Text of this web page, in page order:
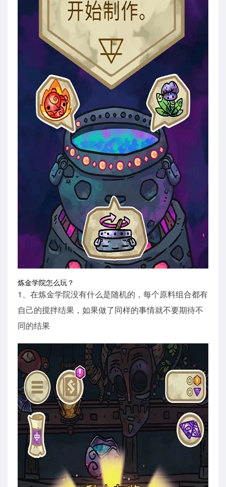
炼金学院怎么玩？
1、在炼金学院没有什么是随机的，每个原料组合都有
自己的搅拌结果，如果做了同样的事情就不要期待不
同的结果